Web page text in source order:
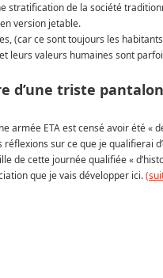
stratification de la société
version jetable.
(car ce sont toujours les
leurs valeurs humaines sont
d’une triste
armée ETA est censé avoir été
sur ce que je qualifierai
de cette journée qualifiée «
que je vais développer ici.